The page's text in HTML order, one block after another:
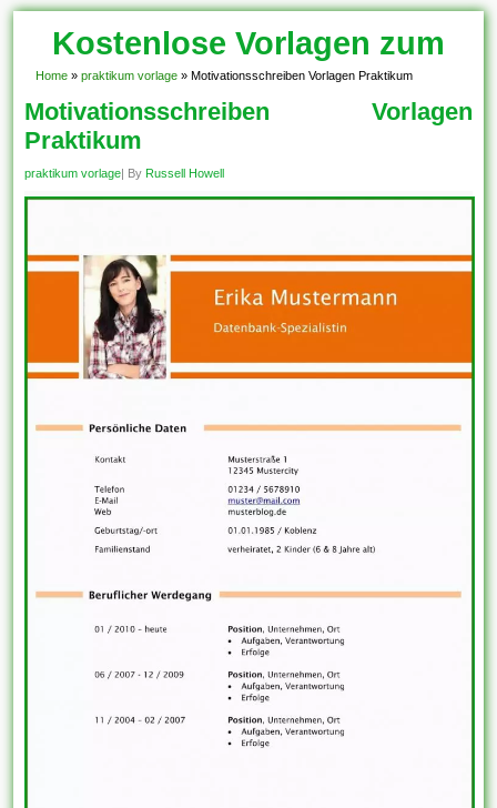
Kostenlose Vorlagen zum
Download!
Home » praktikum vorlage » Motivationsschreiben Vorlagen Praktikum
Motivationsschreiben Vorlagen
Praktikum
praktikum vorlage| By Russell Howell